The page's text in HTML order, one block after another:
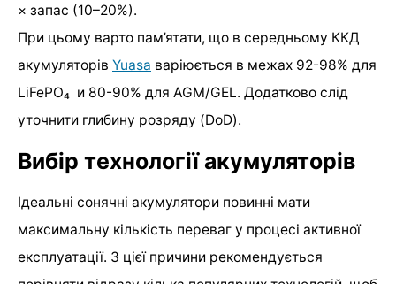
× запас (10–20%).
При цьому варто пам’ятати, що в середньому ККД
акумуляторів Yuasa варіюється в межах 92-98% для
LiFePO₄ и 80-90% для AGM/GEL. Додатково слід
уточнити глибину розряду (DoD).
Вибір технології акумуляторів
Ідеальні сонячні акумулятори повинні мати
максимальну кількість переваг у процесі активної
експлуатації. З цієї причини рекомендується